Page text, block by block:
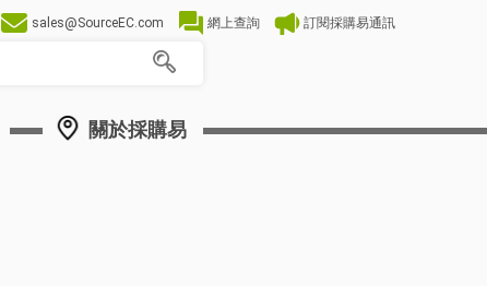
sales@SourceEC.com 網上查詢 訂閱採購易通訊
關於採購易